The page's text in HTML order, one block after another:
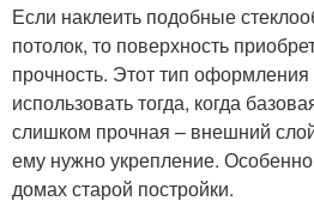
Если наклеить подобные
потолок, то поверхность
прочность. Этот тип оформления
использовать тогда, когда
слишком прочная – внешний
ему нужно укрепление.
домах старой постройки.